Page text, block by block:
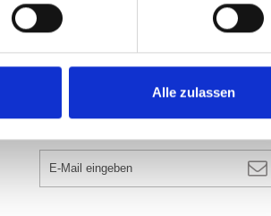
Alle zulassen
NEWSLETTER ANMELDEN